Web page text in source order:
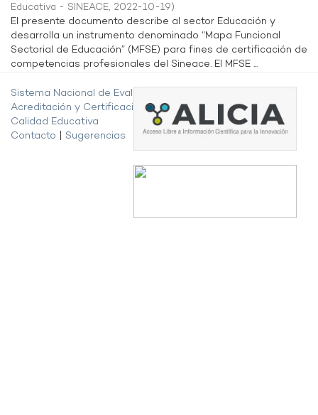
Educativa - SINEACE, 2022-10-19)
El presente documento describe al sector Educación y
desarrolla un instrumento denominado “Mapa Funcional
Sectorial de Educación” (MFSE) para fines de certificación de
competencias profesionales del Sineace. El MFSE ...
Sistema Nacional de Evaluación,
Acreditación y Certificación de la
Calidad Educativa
Contacto
Sugerencias